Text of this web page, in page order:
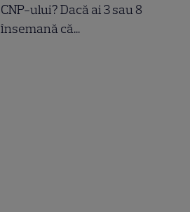
CNP-ului? Dacă ai 3 sau 8
însemană că...